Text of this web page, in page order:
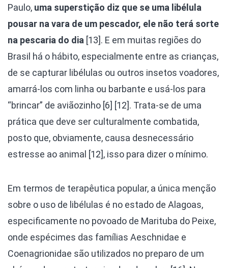
Paulo, uma superstição diz que se uma libélula
pousar na vara de um pescador, ele não terá sorte
na pescaria do dia [13]. E em muitas regiões do
Brasil há o hábito, especialmente entre as crianças,
de se capturar libélulas ou outros insetos voadores,
amarrá-los com linha ou barbante e usá-los para
“brincar” de aviãozinho [6] [12]. Trata-se de uma
prática que deve ser culturalmente combatida,
posto que, obviamente, causa desnecessário
estresse ao animal [12], isso para dizer o mínimo.
Em termos de terapêutica popular, a única menção
sobre o uso de libélulas é no estado de Alagoas,
especificamente no povoado de Marituba do Peixe,
onde espécimes das famílias Aeschnidae e
Coenagrionidae são utilizados no preparo de um